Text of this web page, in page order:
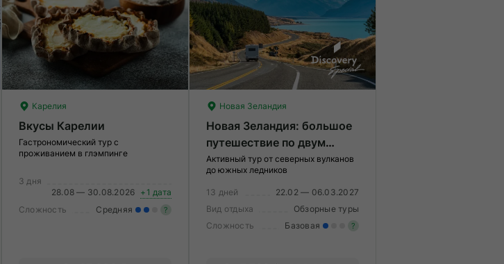
Карелия
Вкусы Карелии
Гастрономический тур с
проживанием в глэмпинге
3 дня
28.08 — 30.08.2026 +1 дата
Сложность
Средняя ?
Новая Зеландия
Новая Зеландия: большое
путешествие по двум
островам
Активный тур от северных вулканов
до южных ледников
13 дней
22.02 — 06.03.2027
Вид отдыха
Обзорные туры
Сложность
Базовая ?